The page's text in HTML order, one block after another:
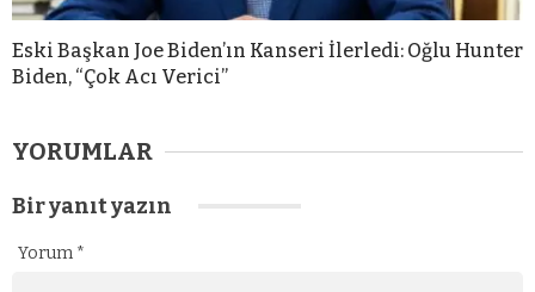
Eski Başkan Joe Biden’ın Kanseri İlerledi: Oğlu Hunter
Biden, “Çok Acı Verici”
YORUMLAR
Bir yanıt yazın
Yorum *